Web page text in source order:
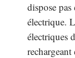
dispose
électrique.
électriques